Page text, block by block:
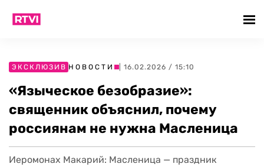
ЭКСКЛЮЗИВ НОВОСТИ | 16.02.2026 / 15:10
«Языческое безобразие»:
священник объяснил, почему
россиянам не нужна Масленица
Иеромонах Макарий: Масленица — праздник